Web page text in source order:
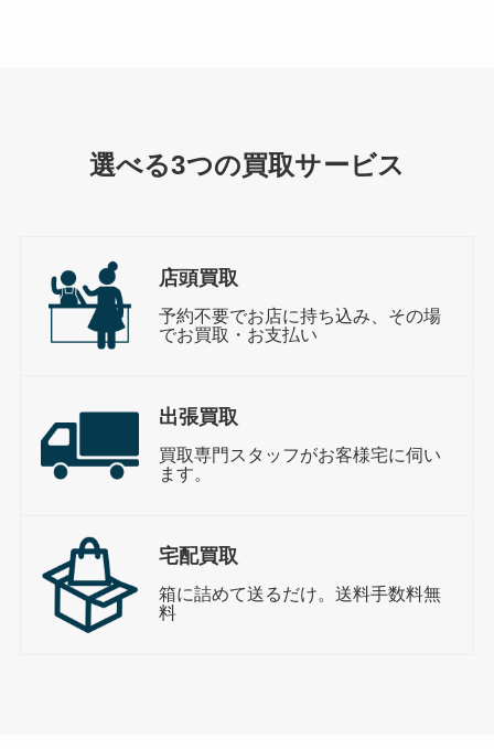
選べる3つの買取サービス
店頭買取
予約不要でお店に持ち込み、その場
でお買取・お支払い
出張買取
買取専門スタッフがお客様宅に伺い
ます。
宅配買取
箱に詰めて送るだけ。送料手数料無
料